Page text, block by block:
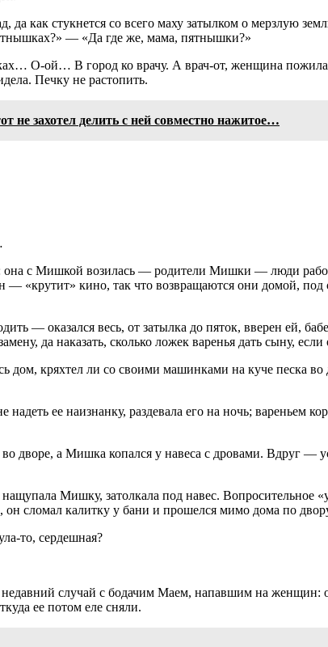
да как стукнется со всего маху затылком о мерзлую
— «Да где же, мама, пятнышки?»
О-ой… В город ко врачу. А врач-от, женщина
Печку не растопить.
не захотел делить с ней совместно нажитое…
она с Мишкой возилась — родители Мишки — люди
— «крутит» кино, так что возвращаются они домой,
— оказался весь, от затылка до пяток, вверен ей,
да наказать, сколько ложек варенья дать сыну,
кряхтел ли со своими машинками на куче песка
ее наизнанку, раздевала его на ночь; вареньем
дворе, а Мишка копался у навеса с дровами. Вдруг —
нащупала Мишку, затолкала под навес.
сломал калитку у бани и прошелся мимо дома по
то, сердешная?
случай с бодачим Маем, напавшим на женщин:
ее потом еле сняли.